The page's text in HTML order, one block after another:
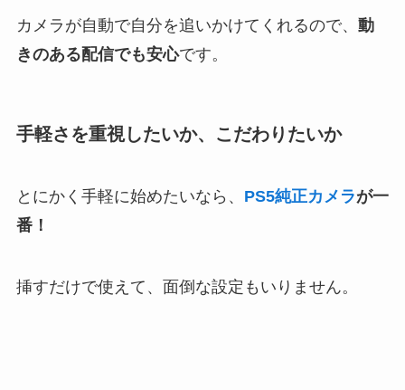
カメラが自動で自分を追いかけてくれるので、 動
きのある配信でも安心です。
手軽さを重視したいか、こだわりたいか
とにかく手軽に始めたいなら、 PS5純正カメラが一
番！
挿すだけで使えて、面倒な設定もいりません。